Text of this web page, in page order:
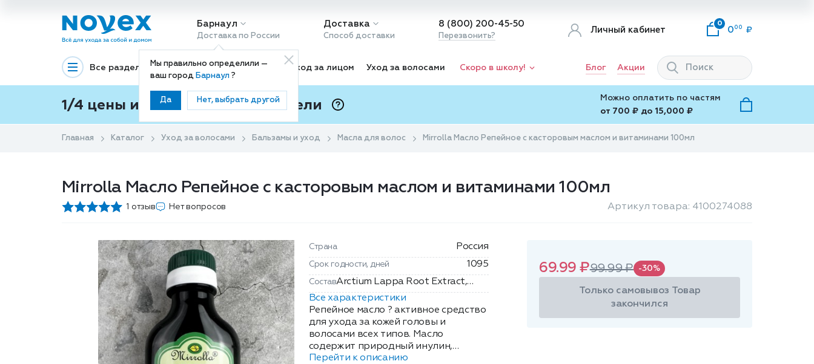
Барнаул
Доставка по России
Мы правильно определили —
ваш город Барнаул?
Да Нет, выбрать другой
Доставка
Способ доставки
8 (800) 200-45-50
Перезвонить?
Личный кабинет
0
0 00
Все разделы Декоративная косметика Уход за лицом Уход за волосами Скоро в школу! Блог Акции
1/4 цены и покупки ваши с Подели
Можно оплатить по частям
от 700 ₽ до 15,000 ₽
Главная Каталог Уход за волосами Бальзамы и уход Масла для волос Mirrolla Масло Репейное с касторовым маслом и витаминами 100мл
Mirrolla Масло Репейное с касторовым маслом и витаминами 100мл
1 отзыв Нет вопросов Артикул товара: 4100274088
Страна Россия
Срок годности, дней 1095
СоставArctium Lappa Root Extract,
Ricinus Communis Seed Oil ,
Tocopheryl Acetate, Retinyl
Palmitate.
Все характеристики
Репейное масло ? активное средство
для ухода за кожей головы и
волосами всех типов. Масло
содержит природный инулин,
богатый комплекс витаминов,
Перейти к описанию
69.99 ₽99.99 ₽ -30%
Только самовывоз Товар
закончился